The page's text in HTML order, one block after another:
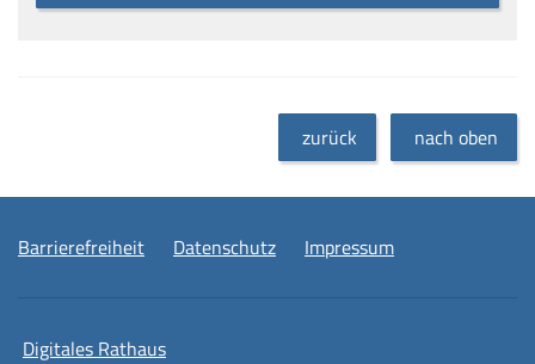
zurück nach oben
Barrierefreiheit Datenschutz Impressum
Digitales Rathaus